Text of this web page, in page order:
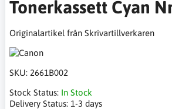
Tonerkassett Cyan
Originalartikel från Skrivartillverkaren
SKU: 2661B002
Stock Status: In Stock
Delivery Status: 1-3 days